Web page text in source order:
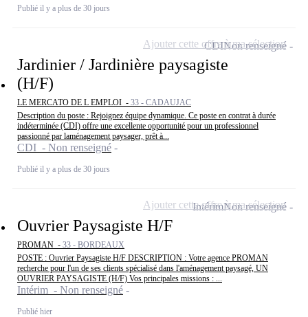
Publié il y a plus de 30 jours
Jardinier / Jardinière paysagiste
(H/F)
LE MERCATO DE L EMPLOI - 33 - CADAUJAC
Description du poste : Rejoignez équipe dynamique. Ce poste en contrat à durée
indéterminée (CDI) offre une excellente opportunité pour un professionnel
passionné par laménagement paysager, prêt à...
CDI - Non renseigné
Publié il y a plus de 30 jours
CDINon renseigné
Ajouter cette offre à ma sélection
Ouvrier Paysagiste H/F
PROMAN - 33 - BORDEAUX
POSTE : Ouvrier Paysagiste H/F DESCRIPTION : Votre agence PROMAN
recherche pour l'un de ses clients spécialisé dans l'aménagement paysagé, UN
OUVRIER PAYSAGISTE (H/F) Vos principales missions : ...
Intérim - Non renseigné
Publié hier
IntérimNon renseigné
Ajouter cette offre à ma sélection